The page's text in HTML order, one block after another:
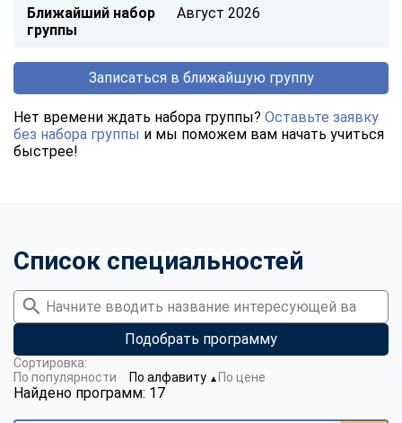
Ближайший набор
группы
Август 2026
Записаться в ближайшую группу
Нет времени ждать набора группы? Оставьте заявку
без набора группы и мы поможем вам начать учиться
быстрее!
Список специальностей
Подобрать программу
Найдено программ: 17
Сортировка:
По популярности
По алфавиту ▼ По цене